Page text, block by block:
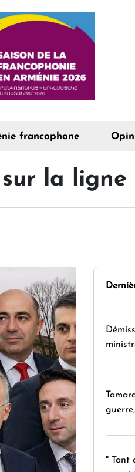
francophone
sur la
" Tant